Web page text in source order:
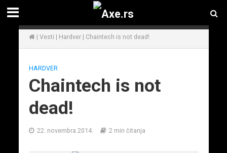
| Vesti | Hardver| Chaintech is not dead!
HARDVER
Chaintech is not
dead!
22. novembra 2014. 2 min čitanja